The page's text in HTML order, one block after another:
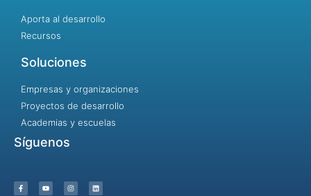
Aporta al desarrollo
Recursos
Soluciones
Empresas y organizaciones
Proyectos de desarrollo
Academias y escuelas
Síguenos